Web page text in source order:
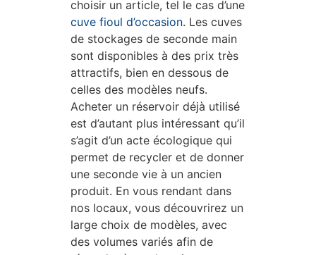
choisir un article, tel le cas d’une
cuve fioul d’occasion. Les cuves
de stockages de seconde main
sont disponibles à des prix très
attractifs, bien en dessous de
celles des modèles neufs.
Acheter un réservoir déjà utilisé
est d’autant plus intéressant qu’il
s’agit d’un acte écologique qui
permet de recycler et de donner
une seconde vie à un ancien
produit. En vous rendant dans
nos locaux, vous découvrirez un
large choix de modèles, avec
des volumes variés afin de